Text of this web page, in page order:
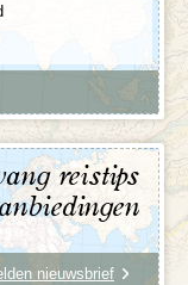
reistips
nieuwsbrief